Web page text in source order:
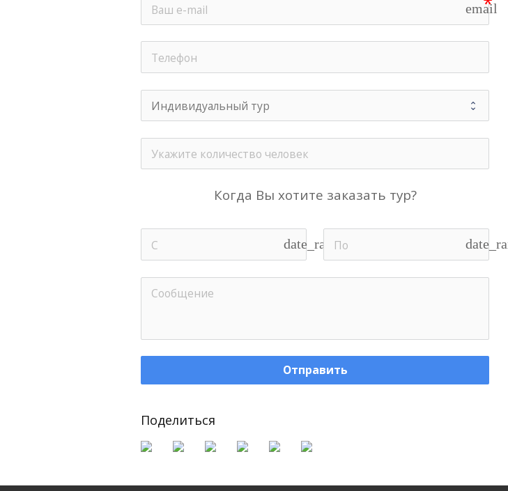
email
Когда Вы хотите заказать тур?
date_range
Отправить
Поделиться